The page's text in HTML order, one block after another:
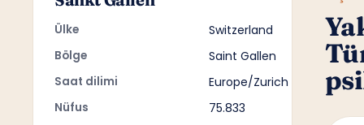
Ülke Switzerland
Bölge Saint Gallen
Saat dilimi Europe/Zurich
Nüfus 75.833